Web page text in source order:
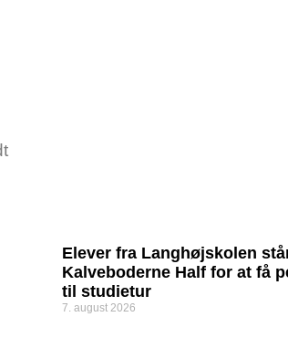
Elever fra Langhøjskolen
Kalveboderne Half for at få
til studietur
7. august 2026